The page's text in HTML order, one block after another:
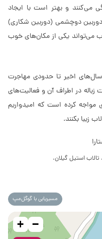
می‌کنند و بهتر است با ایجاد
دوربین دوچشمی (دوربین شکاری)
می‌تواند یکی از مکان‌های خوب
اخیر تا حدودی مهاجرت
زباله در اطراف آن و فعالیت‌های
مواجه کرده است که امیدواریم
زیبا بکنند.
تالاب استیل گیلان،
مسیریابی با گوگل‌مپ
+ −